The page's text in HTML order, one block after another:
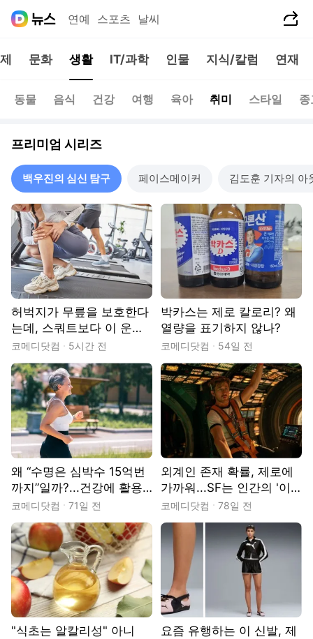
연예 스포츠 날씨
문화 생활 IT/과학 인물 지식/칼럼 연재
동물 음식 건강 여행 육아 취미 스타일
프리미엄 시리즈
백우진의 심신 탐구 페이스메이커 김도훈 기자의 아
허벅지가 무릎을 보호한다
는데, 스쿼트보다 이 운동
이 더 낫다
코메디닷컴 5시간 전
박카스는 제로 칼로리? 왜
열량을 표기하지 않나?
코메디닷컴 54일 전
왜 “수명은 심박수 15억번
까지”일까?...건강에 활용
할 팁은
코메디닷컴 71일 전
외계인 존재 확률, 제로에
가까워...SF는 인간의 '이
것' 표현이다?
코메디닷컴 78일 전
"식초는 알칼리성" 아니
요즘 유행하는 이 신발, 제